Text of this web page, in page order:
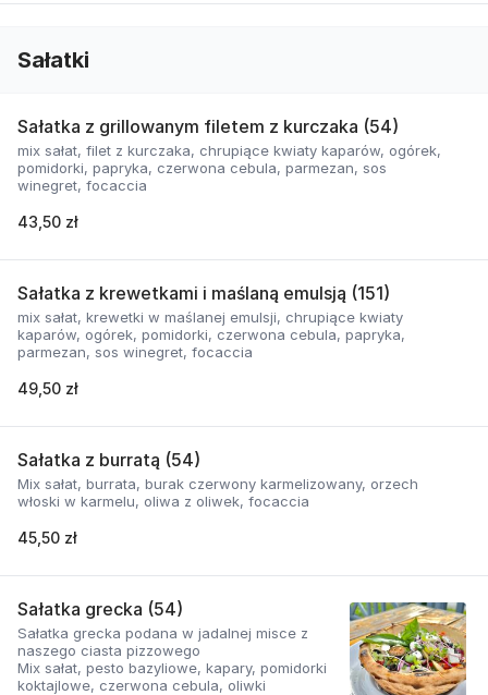
Sałatki
Sałatka z grillowanym filetem z kurczaka (54)
mix sałat, filet z kurczaka, chrupiące kwiaty kaparów, ogórek,
pomidorki, papryka, czerwona cebula, parmezan, sos
winegret, focaccia
43,50 zł
Sałatka z krewetkami i maślaną emulsją (151)
mix sałat, krewetki w maślanej emulsji, chrupiące kwiaty
kaparów, ogórek, pomidorki, czerwona cebula, papryka,
parmezan, sos winegret, focaccia
49,50 zł
Sałatka z burratą (54)
Mix sałat, burrata, burak czerwony karmelizowany, orzech
włoski w karmelu, oliwa z oliwek, focaccia
45,50 zł
Sałatka grecka (54)
Sałatka grecka podana w jadalnej misce z
naszego ciasta pizzowego
Mix sałat, pesto bazyliowe, kapary, pomidorki
koktajlowe, czerwona cebula, oliwki